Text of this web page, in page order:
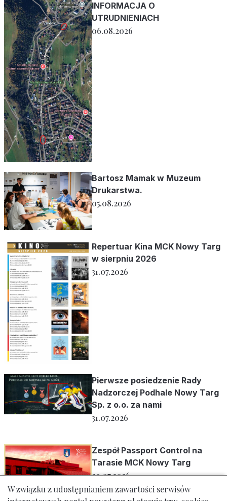
INFORMACJA O
UTRUDNIENIACH
06.08.2026
Bartosz Mamak w Muzeum
Drukarstwa.
05.08.2026
Repertuar Kina MCK Nowy Targ
w sierpniu 2026
31.07.2026
Pierwsze posiedzenie Rady
Nadzorczej Podhale Nowy Targ
Sp. z o.o. za nami
31.07.2026
Zespół Passport Control na
Tarasie MCK Nowy Targ
29.07.2026
W związku z udostępnianiem zawartości serwisów